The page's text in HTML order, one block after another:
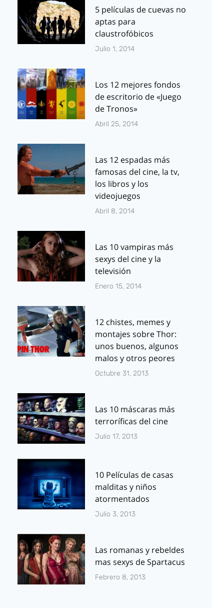
5 películas de cuevas no
aptas para
claustrofóbicos
Julio 1, 2014
Los 12 mejores fondos
de escritorio de «Juego
de Tronos»
Abril 25, 2014
Las 12 espadas más
famosas del cine, la tv,
los libros y los
videojuegos
Abril 8, 2014
Las 10 vampiras más
sexys del cine y la
televisión
Enero 15, 2014
12 chistes, memes y
montajes sobre Thor:
unos buenos, algunos
malos y otros peores
Octubre 31, 2013
Las 10 máscaras más
terroríficas del cine
Julio 17, 2013
10 Películas de casas
malditas y niños
atormentados
Julio 3, 2013
Las romanas y rebeldes
mas sexys de Spartacus
Febrero 8, 2013